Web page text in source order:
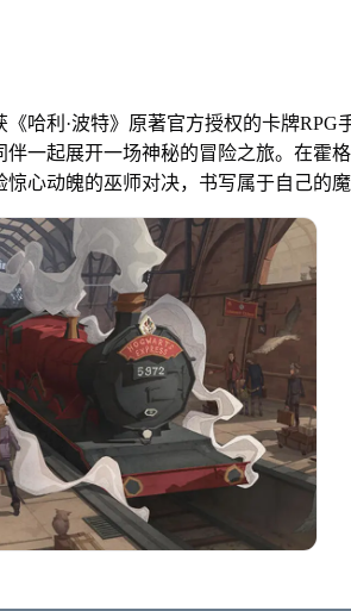
《哈利·波特》原著官方授权的卡牌RPG
伴一起展开一场神秘的冒险之旅。在霍
心动魄的巫师对决，书写属于自己的魔